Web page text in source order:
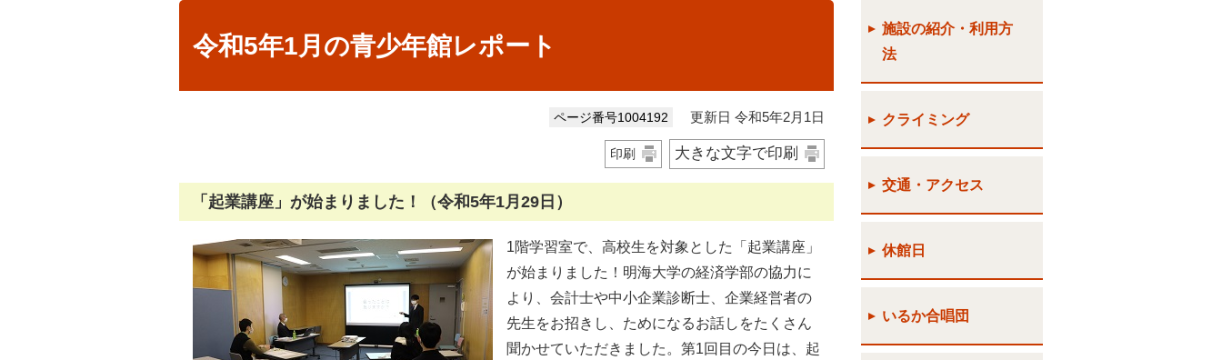
令和5年1月の青少年館レポート
ページ番号1004192 更新日 令和5年2月1日
印刷 大きな文字で印刷
「起業講座」が始まりました！（令和5年1月29日）
1階学習室で、高校生を対象とした「起業講座」
が始まりました！明海大学の経済学部の協力に
より、会計士や中小企業診断士、企業経営者の
先生をお招きし、ためになるお話しをたくさん
聞かせていただきました。第1回目の今日は、起
施設の紹介・利用方
法
クライミング
交通・アクセス
休館日
いるか合唱団